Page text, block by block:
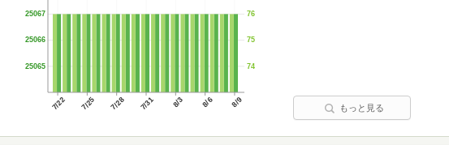
7/22 7/25 7/28 7/31 8/3 8/6 8/9
25065
25066
25067
74
75
76
もっと見る